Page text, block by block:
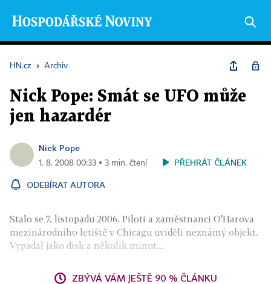
HN.cz › Archiv
Nick Pope: Smát se UFO může
jen hazardér
Nick Pope
1. 8. 2008 00:33 ▪ 3 min. čtení PŘEHRÁT ČLÁNEK
ODEBÍRAT AUTORA
Stalo se 7. listopadu 2006. Piloti a zaměstnanci O'Harova
mezinárodního letiště v Chicagu uviděli neznámý objekt.
Vypadal jako disk a několik minut...
ZBÝVÁ VÁM JEŠTĚ 90 % ČLÁNKU